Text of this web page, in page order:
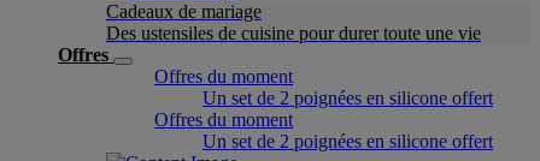
Cadeaux de mariage
Des ustensiles de cuisine pour durer toute une vie
Offres
Offres du moment
Un set de 2 poignées en silicone offert
Offres du moment
Un set de 2 poignées en silicone offert